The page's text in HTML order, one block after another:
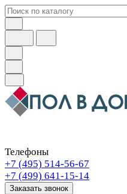
Телефоны
+7 (495) 514-56-67
+7 (499) 641-15-14
Заказать звонок